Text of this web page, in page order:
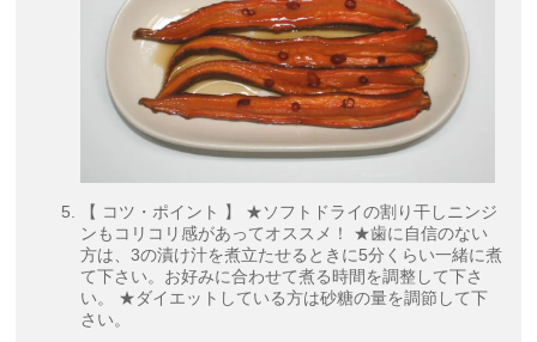
【 コツ・ポイント 】 ★ソフトドライの割り干しニンジ
ンもコリコリ感があってオススメ！ ★歯に自信のない
方は、3の漬け汁を煮立たせるときに5分くらい一緒に煮
て下さい。お好みに合わせて煮る時間を調整して下さ
い。 ★ダイエットしている方は砂糖の量を調節して下
さい。